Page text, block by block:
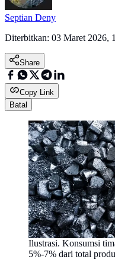
Septian Deny
Diterbitkan: 03 Maret 2026,
Share
Copy Link
Batal
Ilustrasi. Konsumsi
5%-7% dari total